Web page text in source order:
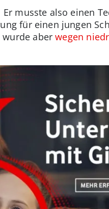
musste also einen
für einen jungen
wurde aberwegen